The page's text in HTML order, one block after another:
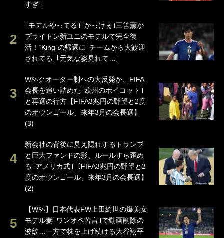
すぎ｣
｢モデルやってる｣｢かっけぇ｣三笘薫が
ブライトン新ユニのモデルで完全復
活！“King”の帰還に｢チームから大歓迎
されてる｣｢元気な姿見れて…｣
W杯クオーター制への大反発か、FIFA
会長を追い詰めた｢欧州のボイコット｣
と再選の行方【FIFA3兆円の野望と2度
のオウンゴール、来年3月の会長選】
(3)
新会社の背後に見え隠れするトランプ
と巨大ファンドの影、ルールすら歪め
る｢アメリカ式｣【FIFA3兆円の野望と2
度のオウンゴール、来年3月の会長選】
(2)
【W杯】日本代表FW上田綺世の爆美女
モデル妻｢ワンオペ苦言｣で動画削除の
波紋…一方で株を上げ続ける大谷翔平